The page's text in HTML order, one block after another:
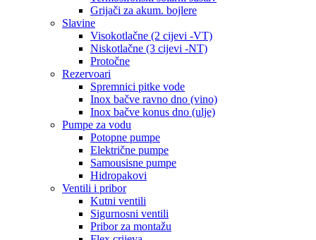
Grijači za akum. bojlere
Slavine
Visokotlačne (2 cijevi -VT)
Niskotlačne (3 cijevi -NT)
Protočne
Rezervoari
Spremnici pitke vode
Inox bačve ravno dno (vino)
Inox bačve konus dno (ulje)
Pumpe za vodu
Potopne pumpe
Električne pumpe
Samousisne pumpe
Hidropakovi
Ventili i pribor
Kutni ventili
Sigurnosni ventili
Pribor za montažu